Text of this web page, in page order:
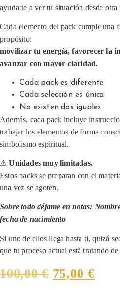
ayudarte a ver tu situación desde otra
Cada elemento del pack cumple una
propósito:
movilizar tu energía, favorecer la
avanzar con mayor claridad.
Cada pack es diferente
Cada selección es única
No existen dos iguales
Además, cada pack incluye
trabajar los elementos de forma
simbolismo espiritual.
⚠Unidades muy limitadas.
Estos packs se preparan con el
una vez se agoten.
Sobre todo déjame en notas:
fecha de nacimiento
Si uno de ellos llega hasta ti, quizá
que tu proceso actual está tratando
100,00€ 75,00 €